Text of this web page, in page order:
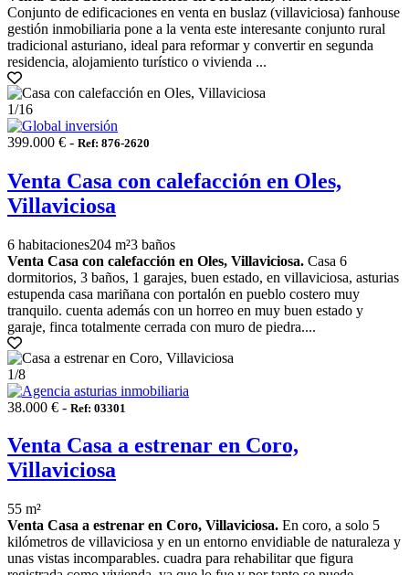
Conjunto de edificaciones en venta en buslaz (villaviciosa) fanhouse
gestión inmobiliaria pone a la venta este interesante conjunto rural
tradicional asturiano, ideal para reformar y convertir en segunda
residencia, alojamiento turístico o vivienda ...
1/16
399.000 € - Ref: 876-2620
Venta Casa con calefacción en Oles,
Villaviciosa
6 habitaciones204 m²3 baños
Venta Casa con calefacción en Oles, Villaviciosa. Casa 6
dormitorios, 3 baños, 1 garajes, buen estado, en villaviciosa, asturias
estupenda casa mariñana con portalón en pueblo costero muy
tranquilo. cuenta además con un horreo en muy buen estado y
garaje, finca totalmente cerrada con muro de piedra....
1/8
38.000 € - Ref: 03301
Venta Casa a estrenar en Coro,
Villaviciosa
55 m²
Venta Casa a estrenar en Coro, Villaviciosa. En coro, a solo 5
kilómetros de villaviciosa y en un entorno envidiable de naturaleza y
unas vistas incomparables. cuadra para rehabilitar que figura